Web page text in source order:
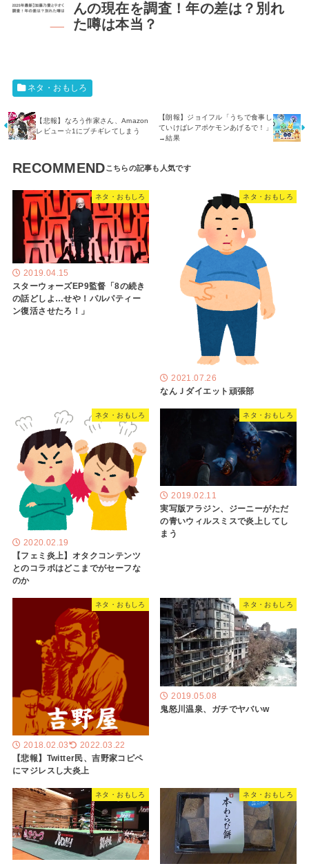
んの現在を調査！年の差は？別れ
た噂は本当？
ネタ・おもしろ
【悲報】なろう作家さん、Amazon
レビュー☆1にブチギレてしまう
【朗報】ジョイフル「うちで食事し
ていけばレアポケモンあげるで！」
→結果
RECOMMEND
ネタ・おもしろ
2019.04.15
スターウォーズEP9監督「8の続き
の話どしよ…せや！パルパティー
ン復活させたろ！」
ネタ・おもしろ
2021.07.26
なんＪダイエット頑張部
ネタ・おもしろ
2020.02.19
【フェミ炎上】オタクコンテンツ
とのコラボはどこまでがセーフな
のか
ネタ・おもしろ
2019.02.11
実写版アラジン、ジーニーがただ
の青いウィルスミスで炎上してし
まう
ネタ・おもしろ
2018.02.03 2022.03.22
【悲報】Twitter民、吉野家コピペ
にマジレスし大炎上
ネタ・おもしろ
2019.05.08
鬼怒川温泉、ガチでヤバいw
ネタ・おもしろ ネタ・おもしろ